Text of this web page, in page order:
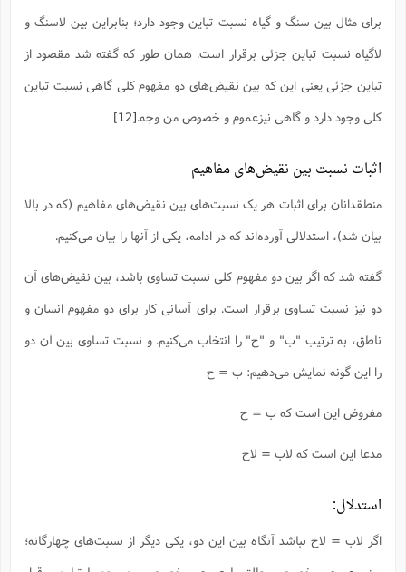
برای مثال بین سنگ و گیاه نسبت تباین وجود دارد؛ بنابراین بین لاسنگ و
لاگیاه نسبت تباین جزئی برقرار است. همان طور که گفته شد مقصود از
تباین جزئی یعنی این که بین نقیض‌های دو مفهوم کلی گاهی نسبت تباین
کلی وجود دارد و گاهی نیزعموم و خصوص من وجه.[12]
اثبات نسبت‌ بین نقیض‌های مفاهیم
منطقدانان برای اثبات هر یک نسبت‌های بین نقیض‌های مفاهیم (که در بالا
بیان شد)، استدلالی آورده‌‌اند که در ادامه، یکی از آنها را بیان می‌کنیم.
گفته شد که اگر بین دو مفهوم کلی نسبت تساوی باشد، بین نقیض‌های آن
دو نیز نسبت تساوی برقرار است. برای آسانی کار برای دو مفهوم انسان و
ناطق، به ترتیب "ب" و "ح" را انتخاب می‌کنیم. و نسبت تساوی بین آن دو
را این گونه نمایش می‌دهیم: ب = ح
مفروض این است که ب = ح
مدعا این است که لاب = لاح
استدلال:
اگر لاب = لاح نباشد آنگاه بین این دو، یکی دیگر از نسبت‌های چهارگانه؛